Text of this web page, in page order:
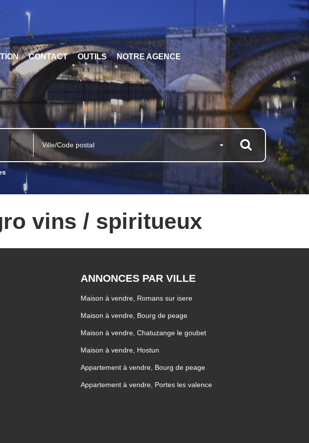
CONTACT OUTILS NOTRE AGENCE
Ville/Code postal
vins / spiritueux
ANNONCES PAR VILLE
Maison à vendre, Romans sur isere
Maison à vendre, Bourg de peage
Maison à vendre, Chatuzange le goubet
Maison à vendre, Hostun
Appartement à vendre, Bourg de peage
Appartement à vendre, Portes les valence